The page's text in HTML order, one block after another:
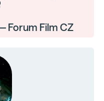
Forum Film CZ